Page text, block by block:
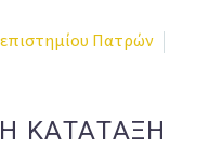
Πατρών
ΚΑΤΑΤΑΞΗ